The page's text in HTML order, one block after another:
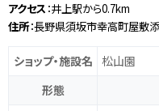
アクセス ：井上駅から0.7km
住所：長野県須坂市幸高町屋敷添
ショップ・施設名 松山園
形態